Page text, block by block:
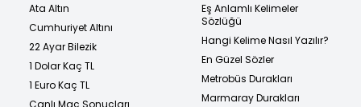
Ata Altın
Cumhuriyet Altını
22 Ayar Bilezik
1 Dolar Kaç TL
1 Euro Kaç TL
Canlı Maç Sonuçları
Eş Anlamlı Kelimeler
Sözlüğü
Hangi Kelime Nasıl Yazılır?
En Güzel Sözler
Metrobüs Durakları
Marmaray Durakları